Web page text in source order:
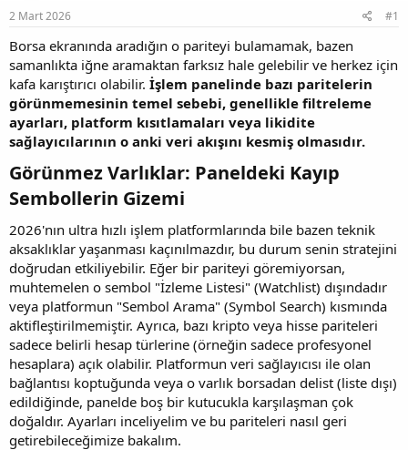
B
a
ş
a
t
a
n
ç
a
r
i
h
i
2 Mart 2026 #1
Borsa ekranında aradığın o pariteyi bulamamak, bazen
samanlıkta iğne aramaktan farksız hale gelebilir ve herkez için
kafa karıştırıcı olabilir. İşlem panelinde bazı paritelerin
görünmemesinin temel sebebi, genellikle filtreleme
ayarları, platform kısıtlamaları veya likidite
sağlayıcılarının o anki veri akışını kesmiş olmasıdır.
Görünmez Varlıklar: Paneldeki Kayıp
Sembollerin Gizemi​
2026'nın ultra hızlı işlem platformlarında bile bazen teknik
aksaklıklar yaşanması kaçınılmazdır, bu durum senin stratejini
doğrudan etkiliyebilir. Eğer bir pariteyi göremiyorsan,
muhtemelen o sembol "İzleme Listesi" (Watchlist) dışındadır
veya platformun "Sembol Arama" (Symbol Search) kısmında
aktifleştirilmemiştir. Ayrıca, bazı kripto veya hisse pariteleri
sadece belirli hesap türlerine (örneğin sadece profesyonel
hesaplara) açık olabilir. Platformun veri sağlayıcısı ile olan
bağlantısı koptuğunda veya o varlık borsadan delist (liste dışı)
edildiğinde, panelde boş bir kutucukla karşılaşman çok
doğaldır. Ayarları inceliyelim ve bu pariteleri nasıl geri
getirebileceğimize bakalım.